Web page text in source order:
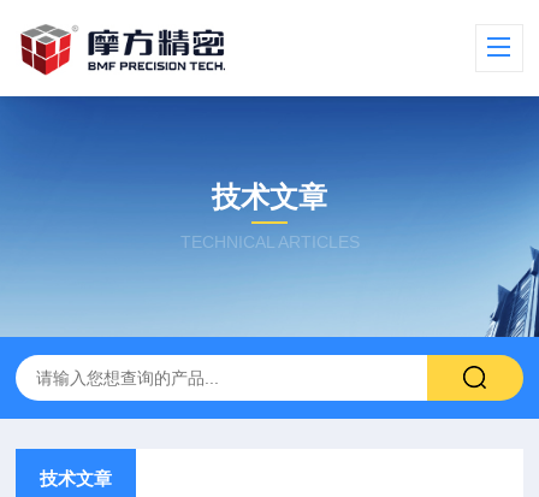
技术文章
TECHNICAL ARTICLES
技术文章